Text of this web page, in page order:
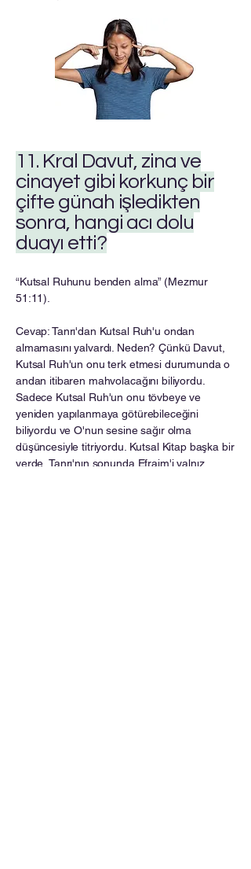
11. Kral Davut, zina ve
cinayet gibi korkunç bir
çifte günah işledikten
sonra, hangi acı dolu
duayı etti?
“Kutsal Ruhunu benden alma” (Mezmur
51:11).
Cevap: Tanrı'dan Kutsal Ruh'u ondan
almamasını yalvardı. Neden? Çünkü Davut,
Kutsal Ruh'un onu terk etmesi durumunda o
andan itibaren mahvolacağını biliyordu.
Sadece Kutsal Ruh'un onu tövbeye ve
yeniden yapılanmaya götürebileceğini
biliyordu ve O'nun sesine sağır olma
düşüncesiyle titriyordu. Kutsal Kitap başka bir
yerde, Tanrı'nın sonunda Efraim'i yalnız